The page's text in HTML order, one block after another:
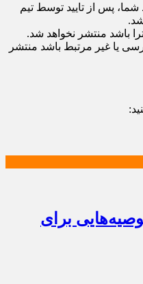
پس از تایید توسط تیم
باشد منتشر نخواهد شد.
یا غیر مرتبط باشد منتشر
برای